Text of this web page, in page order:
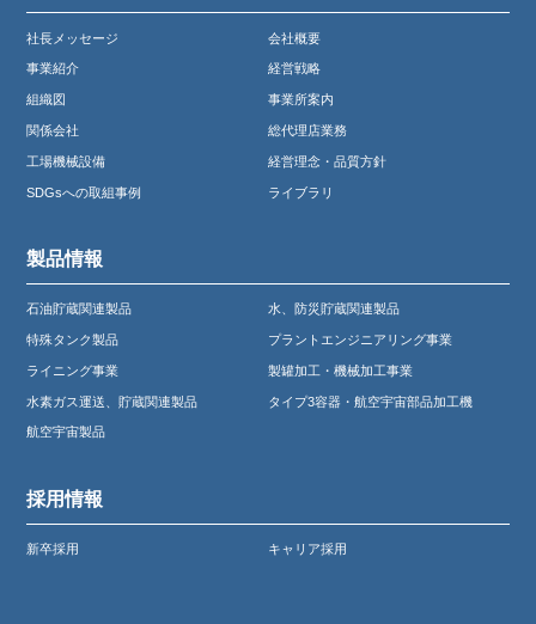
社長メッセージ 会社概要
事業紹介 経営戦略
組織図 事業所案内
関係会社 総代理店業務
工場機械設備 経営理念・品質方針
SDGsへの取組事例 ライブラリ
製品情報
石油貯蔵関連製品 水、防災貯蔵関連製品
特殊タンク製品 プラントエンジニアリング事業
ライニング事業 製罐加工・機械加工事業
水素ガス運送、貯蔵関連製品 タイプ3容器・航空宇宙部品加工機
航空宇宙製品
採用情報
新卒採用 キャリア採用